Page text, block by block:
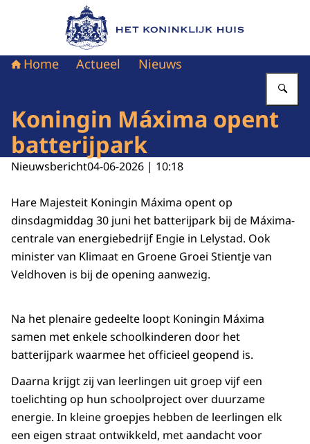
Naar de homepage van Het Koninklijk Huis
Home Actueel Nieuws
Koningin Máxima opent
batterijpark
Nieuwsbericht04-06-2026 | 10:18
Hare Majesteit Koningin Máxima opent op
dinsdagmiddag 30 juni het batterijpark bij de Máxima-
centrale van energiebedrijf Engie in Lelystad. Ook
minister van Klimaat en Groene Groei Stientje van
Veldhoven is bij de opening aanwezig.
Na het plenaire gedeelte loopt Koningin Máxima
samen met enkele schoolkinderen door het
batterijpark waarmee het officieel geopend is.
Daarna krijgt zij van leerlingen uit groep vijf een
toelichting op hun schoolproject over duurzame
energie. In kleine groepjes hebben de leerlingen elk
een eigen straat ontwikkeld, met aandacht voor